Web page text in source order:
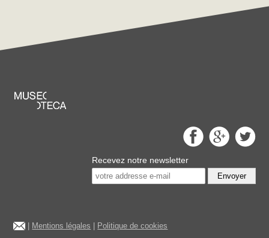
Recevez notre newsletter
Envoyer
Mentions légales Politique de cookies